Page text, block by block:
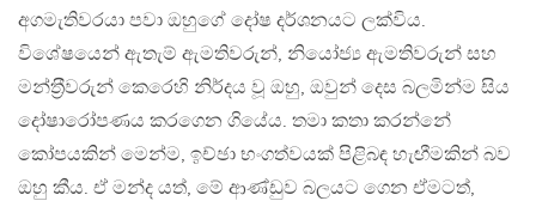
අගමැතිවරයා පවා ඔහුගේ දෝෂ දර්ශනයට ලක්විය.
විශේෂයෙන් ඇතැම් ඇමතිවරුන්, නියෝජ්‍ය ඇමතිවරුන් සහ
මන්ත‍්‍රීවරුන් කෙරෙහි නිර්දය වූ ඔහු, ඔවුන් දෙස බලමින්ම සිය
දෝෂාරෝපණය කරගෙන ගියේය. තමා කතා කරන්නේ
කෝපයකින් මෙන්ම, ඉච්ඡා භංගත්වයක් පිළිබඳ හැඟීමකින් බව
ඔහු කීය. ඒ මන්ද යත්, මේ ආණ්ඩුව බලයට ගෙන ඒමටත්,